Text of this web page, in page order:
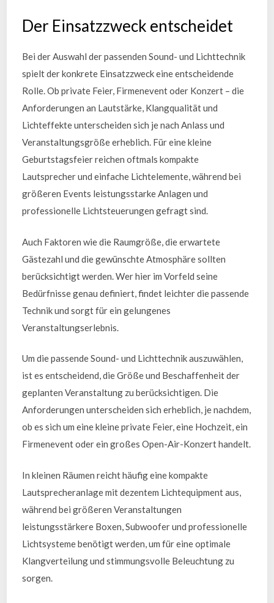
Der Einsatzzweck entscheidet
Bei der Auswahl der passenden Sound- und Lichttechnik
spielt der konkrete Einsatzzweck eine entscheidende
Rolle. Ob private Feier, Firmenevent oder Konzert – die
Anforderungen an Lautstärke, Klangqualität und
Lichteffekte unterscheiden sich je nach Anlass und
Veranstaltungsgröße erheblich. Für eine kleine
Geburtstagsfeier reichen oftmals kompakte
Lautsprecher und einfache Lichtelemente, während bei
größeren Events leistungsstarke Anlagen und
professionelle Lichtsteuerungen gefragt sind.
Auch Faktoren wie die Raumgröße, die erwartete
Gästezahl und die gewünschte Atmosphäre sollten
berücksichtigt werden. Wer hier im Vorfeld seine
Bedürfnisse genau definiert, findet leichter die passende
Technik und sorgt für ein gelungenes
Veranstaltungserlebnis.
Um die passende Sound- und Lichttechnik auszuwählen,
ist es entscheidend, die Größe und Beschaffenheit der
geplanten Veranstaltung zu berücksichtigen. Die
Anforderungen unterscheiden sich erheblich, je nachdem,
ob es sich um eine kleine private Feier, eine Hochzeit, ein
Firmenevent oder ein großes Open-Air-Konzert handelt.
In kleinen Räumen reicht häufig eine kompakte
Lautsprecheranlage mit dezentem Lichtequipment aus,
während bei größeren Veranstaltungen
leistungsstärkere Boxen, Subwoofer und professionelle
Lichtsysteme benötigt werden, um für eine optimale
Klangverteilung und stimmungsvolle Beleuchtung zu
sorgen.